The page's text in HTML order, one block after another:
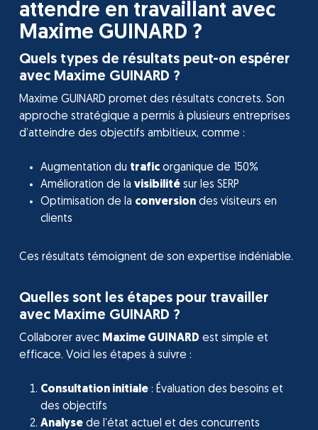
attendre en travaillant avec
Maxime GUINARD ?
Quels types de résultats peut-on espérer
avec Maxime GUINARD ?
Maxime GUINARD promet des résultats concrets. Son
approche stratégique a permis à plusieurs entreprises
d’atteindre des objectifs ambitieux, comme :
Augmentation du traficorganique de 150%
Amélioration de la visibilitésur les SERP
Optimisation de la conversiondes visiteurs en
clients
Ces résultats témoignent de son expertise indéniable.
Quelles sont les étapes pour travailler
avec Maxime GUINARD ?
Collaborer avec Maxime GUINARD est simple et
efficace. Voici les étapes à suivre :
Consultation initiale: Évaluation des besoins et
des objectifs
Analysede l’état actuel et des concurrents